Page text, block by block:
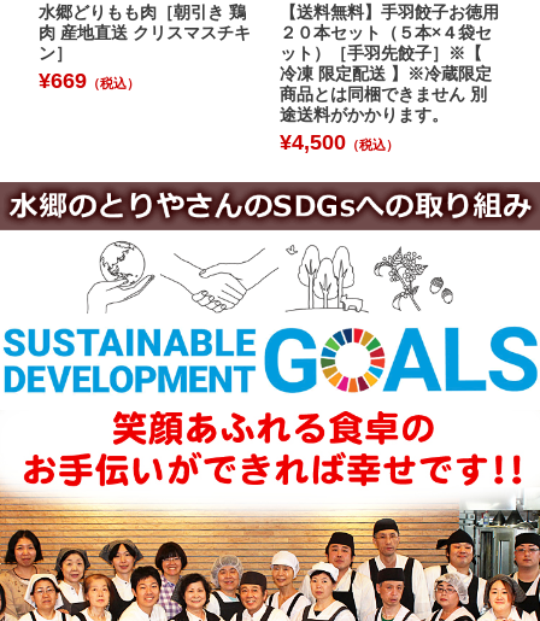
水郷どりもも肉［朝引き 鶏
肉 産地直送 クリスマスチキ
ン］
¥669 （税込）
【送料無料】手羽餃子お徳用
２０本セット（５本×４袋セ
ット）［手羽先餃子］※【
冷凍 限定配送 】※冷蔵限定
商品とは同梱できません 別
途送料がかかります。
¥4,500 （税込）